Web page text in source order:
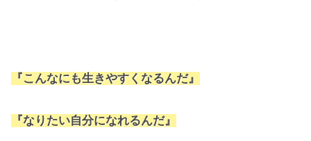
『こんなにも生きやすくなるんだ』
『なりたい自分になれるんだ』